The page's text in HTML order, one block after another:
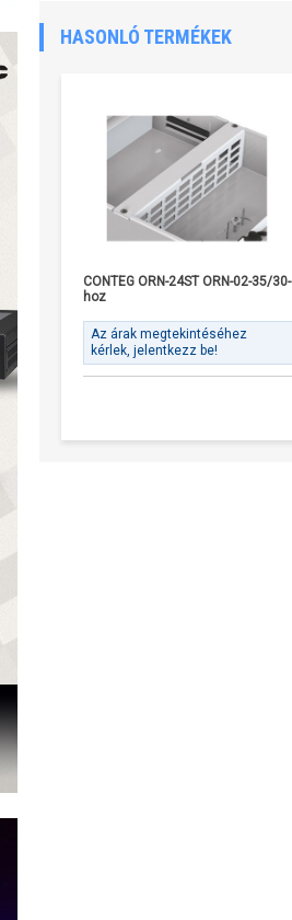
HASONLÓ TERMÉKEK
CONTEG ORN-24ST ORN-02-35/30-
hoz
Az árak megtekintéséhez
kérlek, jelentkezz be!